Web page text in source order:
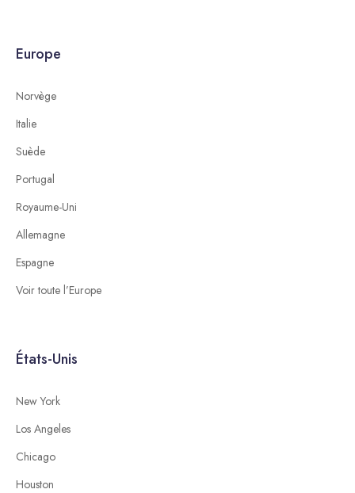
Europe
Norvège
Italie
Suède
Portugal
Royaume-Uni
Allemagne
Espagne
Voir toute l’Europe
États-Unis
New York
Los Angeles
Chicago
Houston